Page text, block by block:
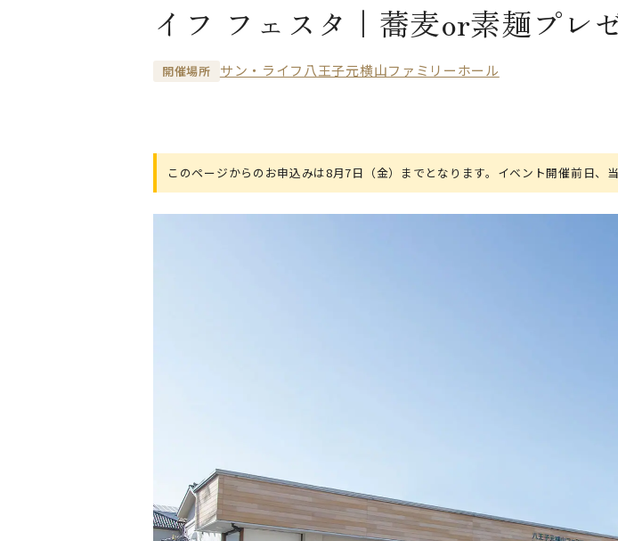
イフ フェスタ｜蕎麦or素麺プレ
開催場所 サン・ライフ八王子元横山ファミリーホール
このページからのお申込みは8月7日（金）までとなります。イベント開催前日、